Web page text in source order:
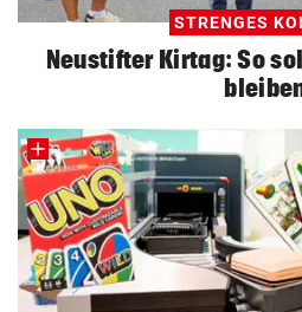
STRENGES
Neustifter Kirtag: So